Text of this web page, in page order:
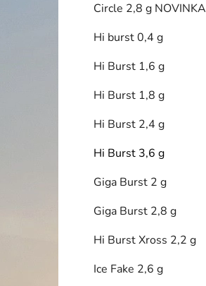
Circle 2,8 g NOVINKA
Hi burst 0,4 g
Hi Burst 1,6 g
Hi Burst 1,8 g
Hi Burst 2,4 g
Hi Burst 3,6 g
Giga Burst 2 g
Giga Burst 2,8 g
Hi Burst Xross 2,2 g
Ice Fake 2,6 g